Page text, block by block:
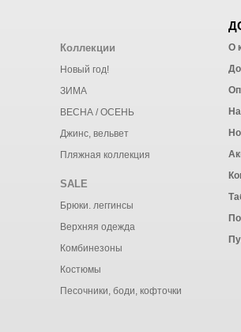
Коллекции
Новый год!
ЗИМА
ВЕСНА / ОСЕНЬ
Джинс, вельвет
Пляжная коллекция
SALE
Брюки. леггинсы
Верхняя одежда
Комбинезоны
Костюмы
Песочники, боди, кофточки
О